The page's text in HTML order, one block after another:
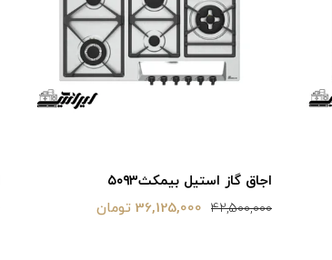
اجاق گاز استیل بیمکث۵۰۹۳
42,500,000 36,125,000 تومان